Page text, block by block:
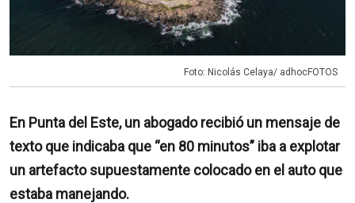
Foto: Nicolás Celaya/ adhocFOTOS
En Punta del Este, un abogado recibió un mensaje de
texto que indicaba que “en 80 minutos” iba a explotar
un artefacto supuestamente colocado en el auto que
estaba manejando.